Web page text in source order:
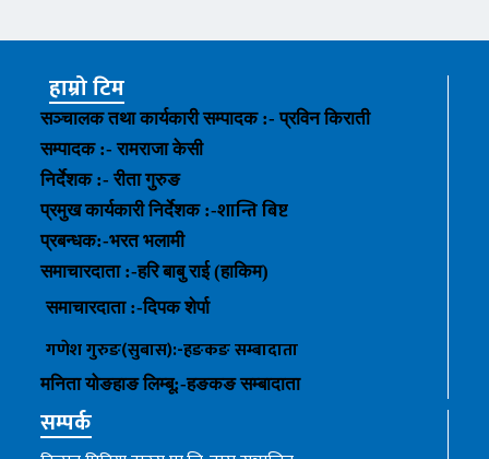
हाम्रो टिम
सञ्चालक तथा कार्यकारी सम्पादक :- प्रविन किराती
सम्पादक :- रामराजा केसी
निर्देशक :- रीता गुरुङ
प्रमुख कार्यकारी निर्देशक :-शान्ति बिष्ट
प्रबन्धक:-भरत भलामी
समाचारदाता :-हरि बाबु राई (हाकिम)
समाचारदाता :-दिपक शेर्पा
गणेश गुरुङ(सुबास):-हङकङसम्बादाता
मनिता योङहाङलिम्बू:-हङकङ सम्बादाता
सम्पर्क